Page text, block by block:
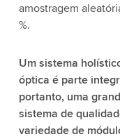
amostragem
%.
Um sistema
óptica é parte
portanto, uma
sistema de
variedade de